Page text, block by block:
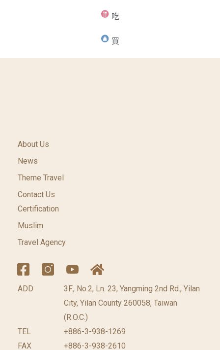
吃
買
About Us
News
Theme Travel
Contact Us
Certification
Muslim
Travel Agency
ADD
3F., No.2, Ln. 23, Yangming 2nd Rd., Yilan
City, Yilan County 260058, Taiwan
(R.O.C.)
TEL
+886-3-938-1269
FAX
+886-3-938-2610